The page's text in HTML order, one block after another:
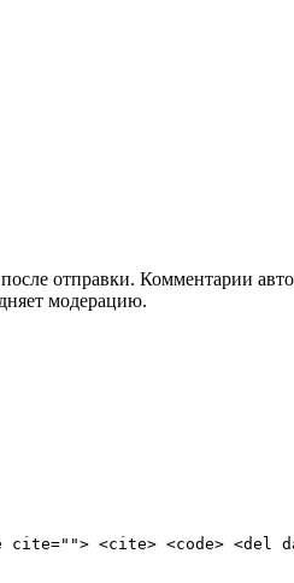
отправки. Комментарии
модерацию.
<cite> <code> <del